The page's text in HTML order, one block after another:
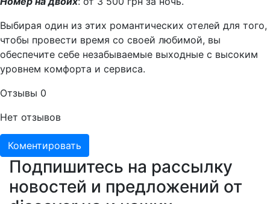
Выбирая один из этих романтических отелей для того,
чтобы провести время со своей любимой, вы
обеспечите себе незабываемые выходные с высоким
уровнем комфорта и сервиса.
Отзывы 0
Нет отзывов
Коментировать
Подпишитесь на рассылку
новостей и предложений от